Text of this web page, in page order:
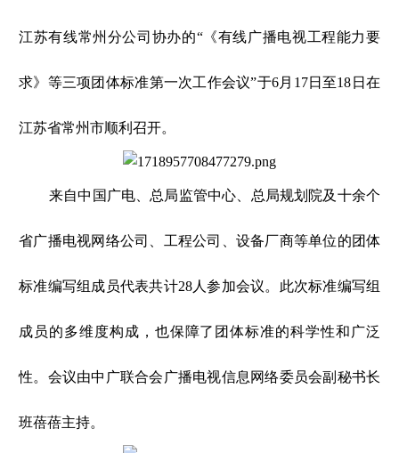
江苏有线常州分公司协办的“《有线广播电视工程能力要
求》等三项团体标准第一次工作会议”于6月17日至18日在
江苏省常州市顺利召开。
来自中国广电、总局监管中心、总局规划院及十余个
省广播电视网络公司、工程公司、设备厂商等单位的团体
标准编写组成员代表共计28人参加会议。此次标准编写组
成员的多维度构成，也保障了团体标准的科学性和广泛
性。会议由中广联合会广播电视信息网络委员会副秘书长
班蓓蓓主持。